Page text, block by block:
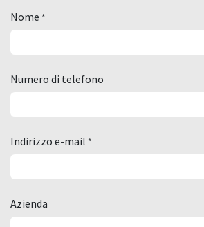
Nome *
Numero di telefono
Indirizzo e-mail *
Azienda